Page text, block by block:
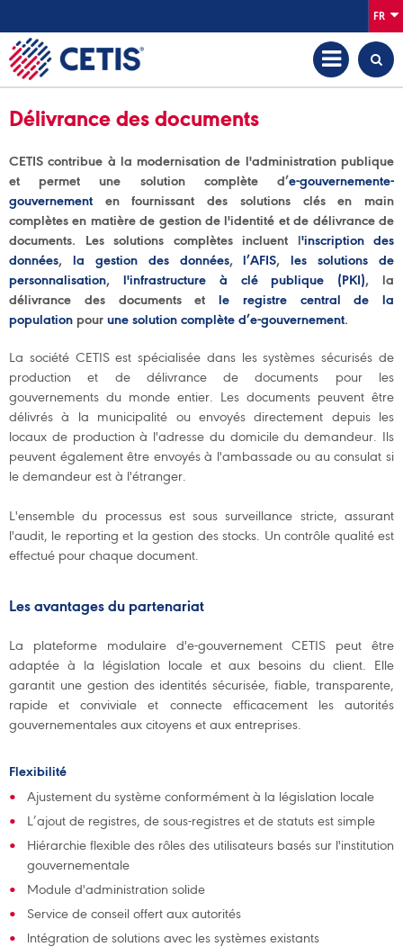
FR
Délivrance des documents
CETIS contribue à la modernisation de l'administration publique
et permet une solution complète d’e-gouvernemente-
gouvernement en fournissant des solutions clés en main
complètes en matière de gestion de l'identité et de délivrance de
documents. Les solutions complètes incluent l'inscription des
données, la gestion des données,l’AFIS,les solutions de
personnalisation, l'infrastructure à clé publique (PKI), la
délivrance des documents et le registre central de la
population pour une solution complète d’e-gouvernement.
La société CETIS est spécialisée dans les systèmes sécurisés de
production et de délivrance de documents pour les
gouvernements du monde entier. Les documents peuvent être
délivrés à la municipalité ou envoyés directement depuis les
locaux de production à l'adresse du domicile du demandeur. Ils
peuvent également être envoyés à l'ambassade ou au consulat si
le demandeur est à l'étranger.
L'ensemble du processus est sous surveillance stricte, assurant
l'audit, le reporting et la gestion des stocks. Un contrôle qualité est
effectué pour chaque document.
Les avantages du partenariat
La plateforme modulaire d'e-gouvernement CETIS peut être
adaptée à la législation locale et aux besoins du client. Elle
garantit une gestion des identités sécurisée, fiable, transparente,
rapide et conviviale et connecte efficacement les autorités
gouvernementales aux citoyens et aux entreprises.
Flexibilité
Ajustement du système conformément à la législation locale
L’ajout de registres, de sous-registres et de statuts est simple
Hiérarchie flexible des rôles des utilisateurs basés sur l'institution
gouvernementale
Module d'administration solide
Service de conseil offert aux autorités
lntégration de solutions avec les systèmes existants